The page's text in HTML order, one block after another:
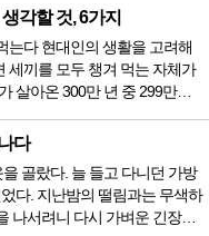
나 더 추가되었습니다. 중입
이나 독일 등 중입자 치료기가
았지만 얼마 전 국내 도입 후
자 치료기가 가동되었습니다.
환자가 중입자 치료를 받을 수
각할 것, 6가지
는다 현대인의 생활을 고려해
세끼를 모두 챙겨 먹는 자체가
살아온 300만 년 중 299만
한다. 게다가 밤늦은 시간까지
는데도 ‘아침을 먹어야 하루
로잡혀 억지로 먹는 경우가 많
이 보내는 신호다. 즉 먹어도 소
으면 혈액 안에 잉여물...
다
골랐다. 늘 들고 다니던 가방
다. 지난밤의 떨림과는 무색하
나서려니 다시 가벼운 긴장감